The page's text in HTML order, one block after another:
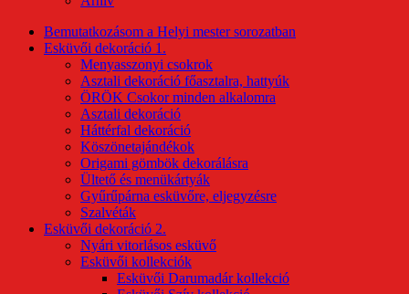
Bemutatkozásom a Helyi mester sorozatban
Esküvői dekoráció 1.
Menyasszonyi csokrok
Asztali dekoráció főasztalra, hattyúk
ÖRÖK Csokor minden alkalomra
Asztali dekoráció
Háttérfal dekoráció
Köszönetajándékok
Origami gömbök dekorálásra
Ültető és menükártyák
Gyűrűpárna esküvőre, eljegyzésre
Szalvéták
Esküvői dekoráció 2.
Nyári vitorlásos esküvő
Esküvői kollekciók
Esküvői Darumadár kollekció